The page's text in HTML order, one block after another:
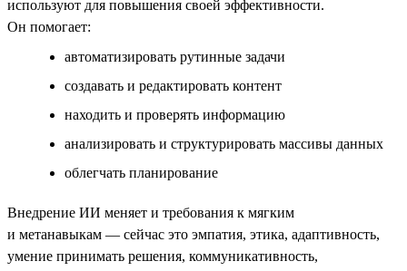
используют для повышения своей эффективности.
Он помогает:
автоматизировать рутинные задачи
создавать и редактировать контент
находить и проверять информацию
анализировать и структурировать массивы данных
облегчать планирование
Внедрение ИИ меняет и требования к мягким
и метанавыкам — сейчас это эмпатия, этика, адаптивность,
умение принимать решения, коммуникативность,